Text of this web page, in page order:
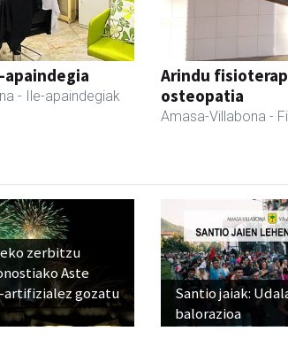
apaindegia
- Ile-apaindegiak
Arindu
osteopatia
Amasa-Villabona -
zerbitzu
Aste
artifizialez gozatu
Santio jaiak:
balorazioa